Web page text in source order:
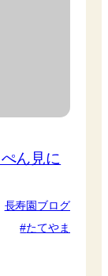
ん見に
長寿園ブログ
たてやま